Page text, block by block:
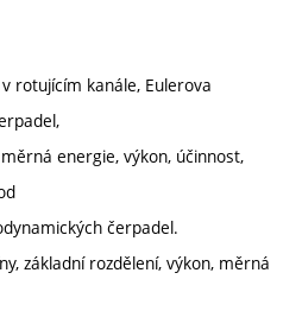
rotujícím kanále, Eulerova
energie, výkon, účinnost,
čerpadel.
základní rozdělení, výkon, měrná